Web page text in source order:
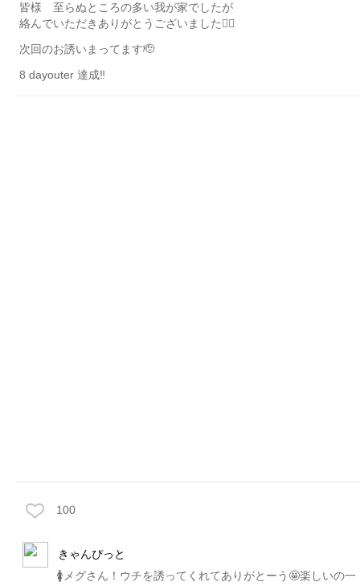
皆様 至らぬところの多い我が家でしたが
絡んでいただきありがとうございました🙇‍♀️
次回のお誘いまってます🫡
8 dayouter 達成‼️
100
きゃんぴっと
🚺メグさん！ウチを誘ってくれてありがとーう🤩楽しいの一